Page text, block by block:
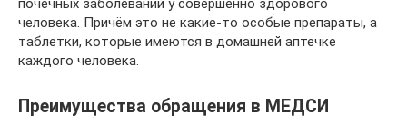
почечных заболеваний у совершенно здорового
человека. Причём это не какие-то особые препараты, а
таблетки, которые имеются в домашней аптечке
каждого человека.
Преимущества обращения в МЕДСИ